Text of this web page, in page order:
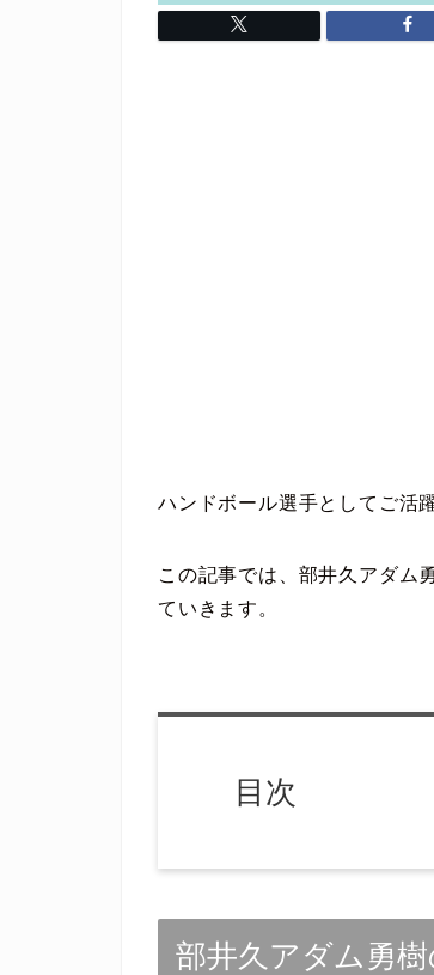
ハンドボール選手としてご活
この記事では、部井久アダム
ていきます。
目次
部井久アダム勇